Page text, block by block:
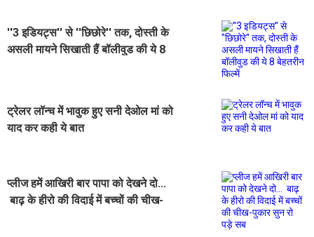
''3 इडियट्स'' से ''छिछोरे'' तक, दोस्ती के
असली मायने सिखाती हैं बॉलीवुड की ये 8
ट्रेलर लॉन्च में भावुक हुए सनी देओल मां को
याद कर कही ये बात
प्लीज हमें आखिरी बार पापा को देखने दो...
बाढ़ के हीरो की विदाई में बच्चों की चीख-